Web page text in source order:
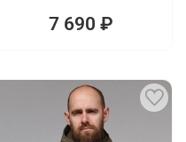
7 690 ₽